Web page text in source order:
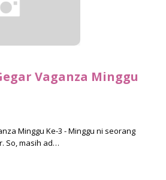
Vaganza Minggu
Minggu Ke-3 - Minggu ni seorang
So, masih ad…